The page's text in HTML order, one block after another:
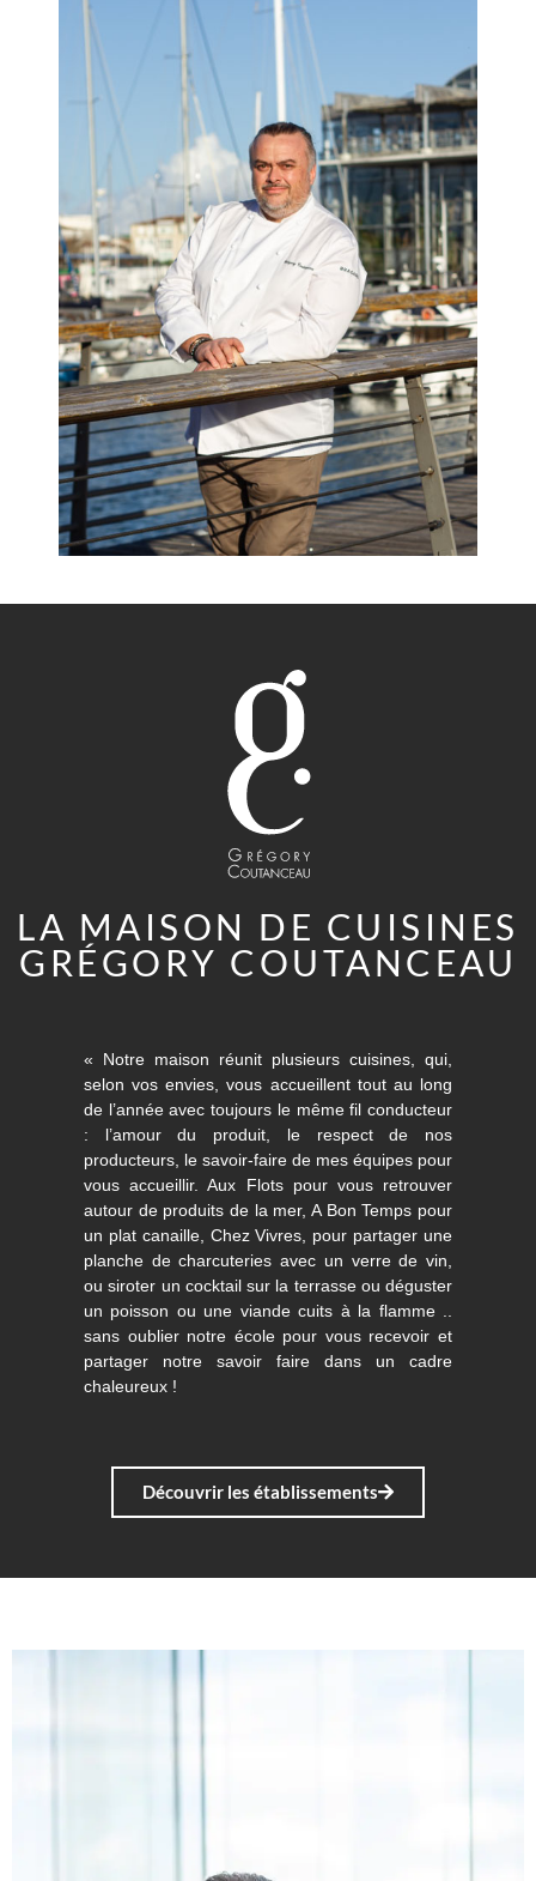
LA MAISON DE CUISINES
GRÉGORY COUTANCEAU
« Notre maison réunit plusieurs cuisines, qui,
selon vos envies, vous accueillent tout au long
de l’année avec toujours le même fil conducteur
: l’amour du produit, le respect de nos
producteurs, le savoir-faire de mes équipes pour
vous accueillir. Aux Flots pour vous retrouver
autour de produits de la mer, A Bon Temps pour
un plat canaille, Chez Vivres, pour partager une
planche de charcuteries avec un verre de vin,
ou siroter un cocktail sur la terrasse ou déguster
un poisson ou une viande cuits à la flamme ..
sans oublier notre école pour vous recevoir et
partager notre savoir faire dans un cadre
chaleureux !
Découvrir les établissements